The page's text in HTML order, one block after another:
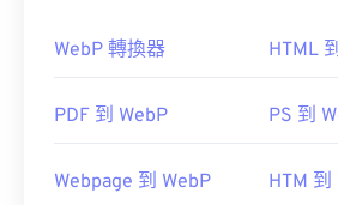
平台的影像檢視器中開啟。例如，
Windows系統中，它可以在畫圖程
AppleXnView MP 和免費程式
開啟 WebP 檔案的預設程式是
WebP 轉換器 HTML
PDF 到 WebP PS 到
Webpage 到 WebP HTM 到